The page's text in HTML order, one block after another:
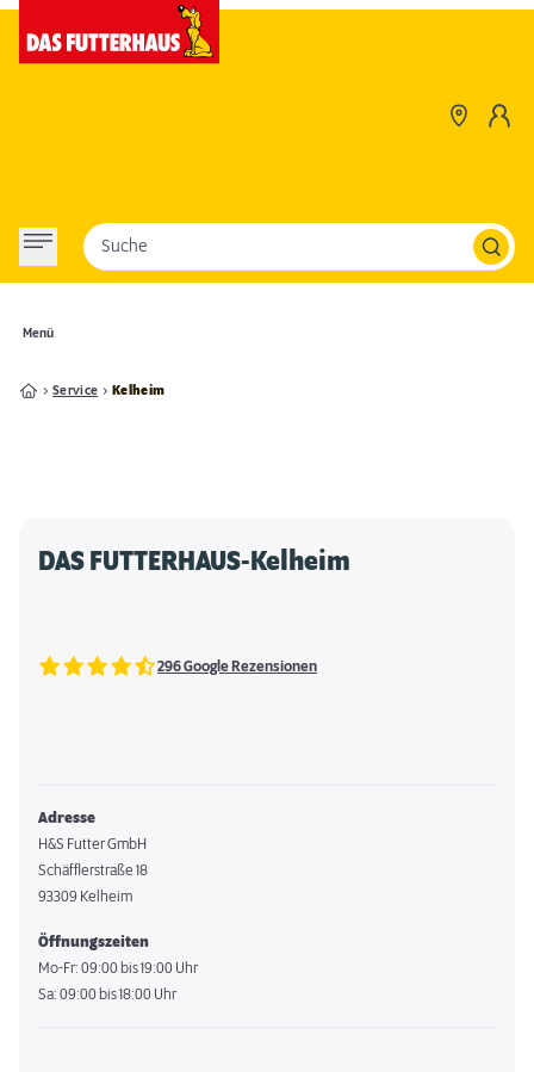
Menü
Suche
Service Kelheim
DAS FUTTERHAUS-Kelheim
296 Google Rezensionen
Adresse
H&S Futter GmbH
Schäfflerstraße 18
93309 Kelheim
Öffnungszeiten
Mo-Fr: 09:00 bis 19:00 Uhr
Sa: 09:00 bis 18:00 Uhr